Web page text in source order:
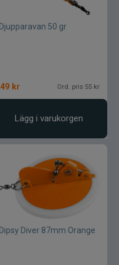
Djupparavan 50 gr
49 kr Ord. pris 55 kr
Lägg i varukorgen
Dipsy Diver 87mm Orange